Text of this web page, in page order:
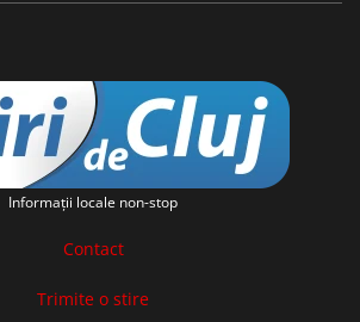
Informaţii locale non-stop
Contact
Trimite o stire